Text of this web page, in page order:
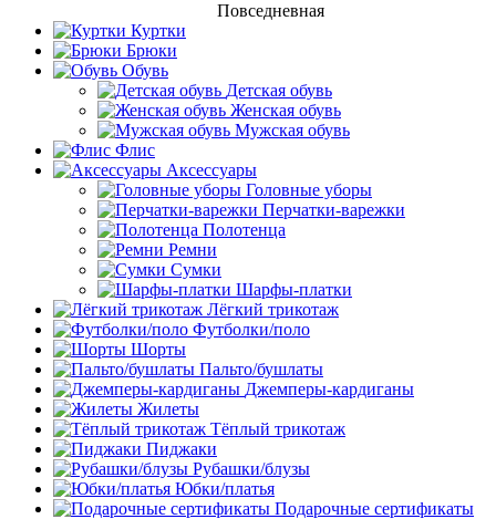
Повседневная
Куртки
Брюки
Обувь
Детская обувь
Женская обувь
Мужская обувь
Флис
Аксессуары
Головные уборы
Перчатки-варежки
Полотенца
Ремни
Сумки
Шарфы-платки
Лёгкий трикотаж
Футболки/поло
Шорты
Пальто/бушлаты
Джемперы-кардиганы
Жилеты
Тёплый трикотаж
Пиджаки
Рубашки/блузы
Юбки/платья
Подарочные сертификаты